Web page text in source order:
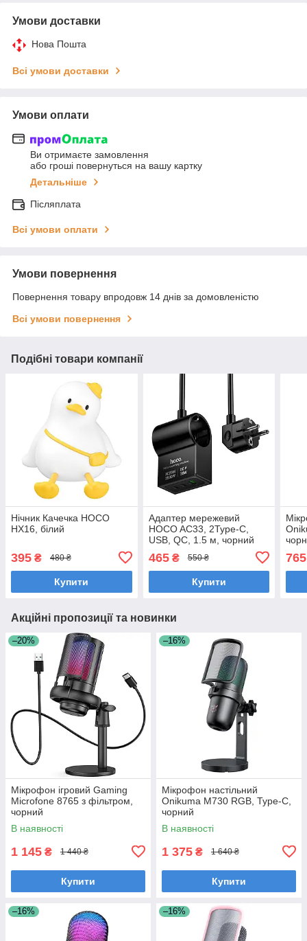
Умови доставки
Нова Пошта
Всі умови доставки
Умови оплати
Ви отримаєте замовлення
або гроші повернуться на вашу картку
Детальніше
Післяплата
Всі умови оплати
Умови повернення
Повернення товару впродовж 14 днів за домовленістю
Всі умови повернення
Подібні товари компанії
Нічник Качечка HOCO
HX16, білий
395 ₴ 480 ₴
Купити
Адаптер мережевий
HOCO AC33, 2Type-C,
USB, QC, 1.5 м, чорний
465₴ 550 ₴
Купити
765
Акційні пропозиції та новинки
–20%
Мікрофон ігровий Gaming
Microfone 8765 з фільтром,
чорний
В наявності
1 145 ₴ 1 440 ₴
Купити
–16%
Мікрофон настільний
Onikuma M730 RGB, Type-C,
чорний
В наявності
1 375 ₴ 1 640 ₴
Купити
–16% –16%